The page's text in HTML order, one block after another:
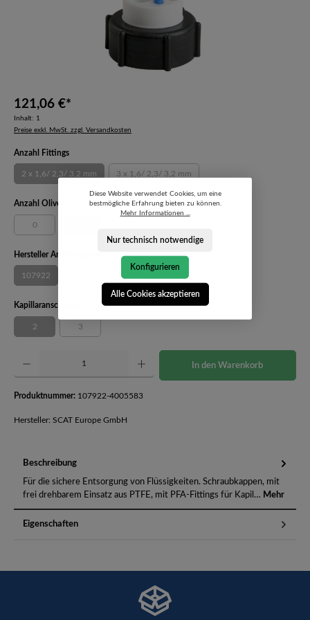
121,06 €*
Inhalt: 1
Preise exkl. MwSt. zzgl. Versandkosten
Anzahl Fittingsauswählen
2 x 1,6/ 2,3/ 3,2 mm(Diese Option ist zurzeit nicht verfügbar.)
3 x 1,6/ 2,3/ 3,2 mm(Diese Option ist zurzeit nicht verfügbar.)
Anzahl Oliven auswählen
0(Diese Option ist zurzeit nicht verfügbar.)
Hersteller Artikelnummer auswählen
107922(Diese Option ist zurzeit nicht verfügbar.)
(Diese Option ist zurzeit nicht verfügbar.)
Kapillaranschlüsse auswählen
2(Diese Option ist zurzeit nicht verfügbar.)
3(Diese Option ist zurzeit nicht verfügbar.)
Produkt Anzahl: Gib den gewünschten Wert ein oder benutze die Schaltflächen um die
In den Warenkorb
Produktnummer: 107922-4005583
Hersteller: SCAT Europe GmbH
Beschreibung
Für die sichere Entsorgung von Flüssigkeiten. Schraubkappen, mit
frei drehbarem Einsatz aus PTFE, mit PFA-Fittings für Kapil… Mehr
Eigenschaften
Diese Website verwendet Cookies, um eine
bestmögliche Erfahrung bieten zu können.
Mehr Informationen ...
Nur technisch notwendige
Konfigurieren
Alle Cookies akzeptieren